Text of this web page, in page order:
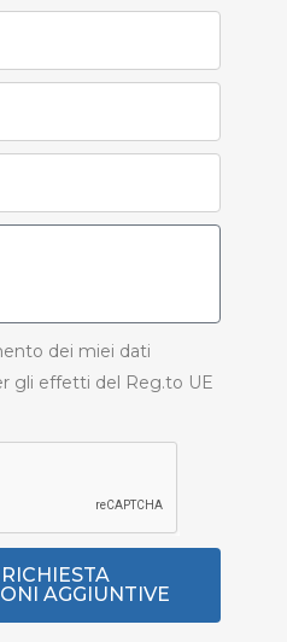
dei miei dati
gli effetti del Reg.to UE
AGGIUNTIVE